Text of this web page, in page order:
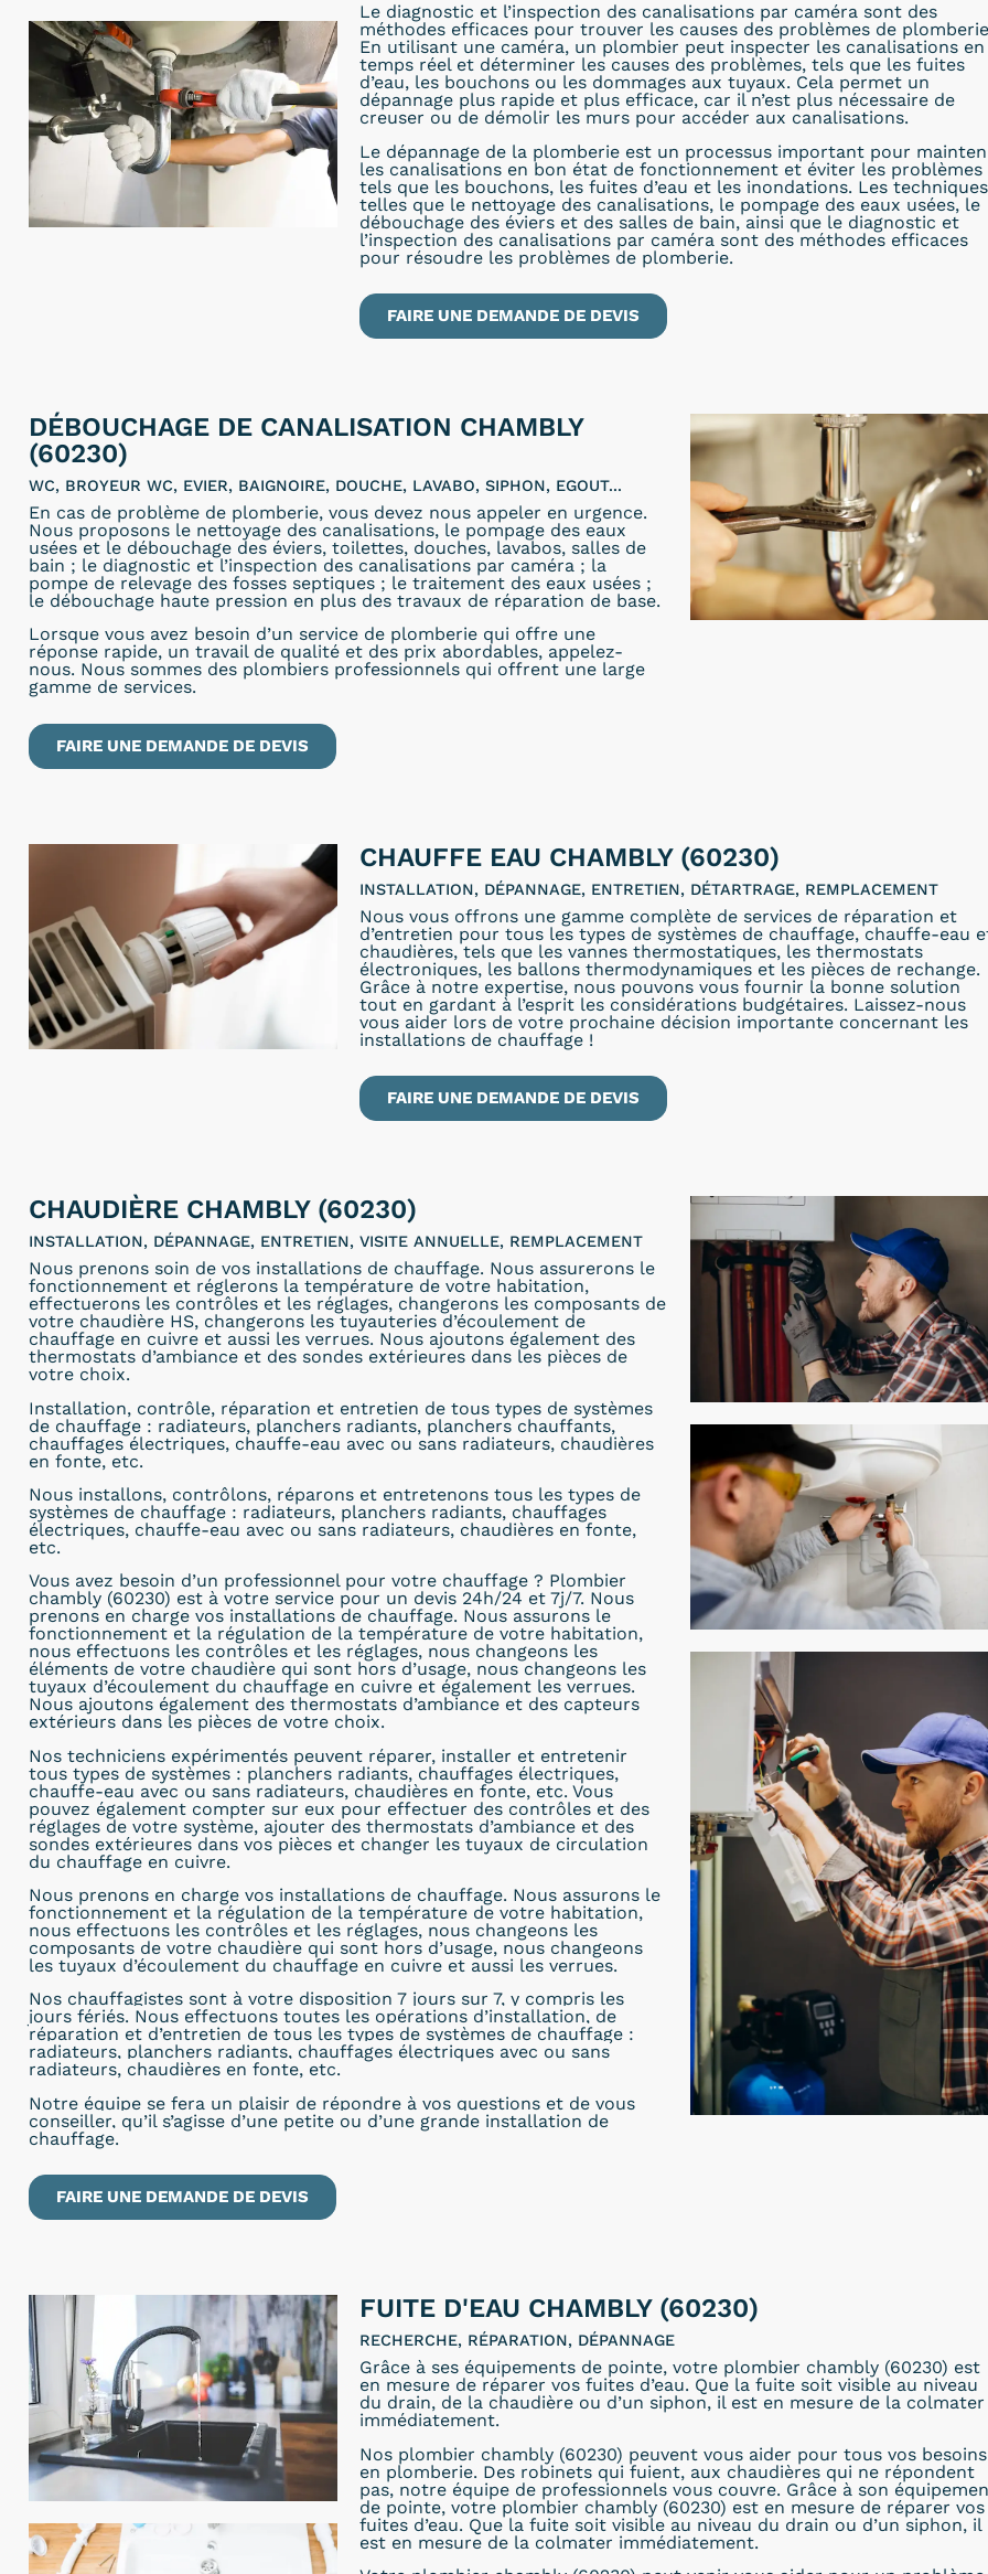
Le diagnostic et l’inspection des canalisations par caméra sont des
méthodes efficaces pour trouver les causes des problèmes de
En utilisant une caméra, un plombier peut inspecter les canalisations en
temps réel et déterminer les causes des problèmes, tels que les fuites
d’eau, les bouchons ou les dommages aux tuyaux. Cela permet un
dépannage plus rapide et plus efficace, car il n’est plus nécessaire de
creuser ou de démolir les murs pour accéder aux canalisations.
Le dépannage de la plomberie est un processus important pour
les canalisations en bon état de fonctionnement et éviter les problèmes
tels que les bouchons, les fuites d’eau et les inondations. Les techniques
telles que le nettoyage des canalisations, le pompage des eaux usées, le
débouchage des éviers et des salles de bain, ainsi que le diagnostic et
l’inspection des canalisations par caméra sont des méthodes efficaces
pour résoudre les problèmes de plomberie.
FAIRE UNE DEMANDE DE DEVIS
DÉBOUCHAGE DE CANALISATION CHAMBLY
(60230)
WC, BROYEUR WC, EVIER, BAIGNOIRE, DOUCHE, LAVABO, SIPHON, EGOUT...
En cas de problème de plomberie, vous devez nous appeler en urgence.
Nous proposons le nettoyage des canalisations, le pompage des eaux
usées et le débouchage des éviers, toilettes, douches, lavabos, salles de
bain ; le diagnostic et l’inspection des canalisations par caméra ; la
pompe de relevage des fosses septiques ; le traitement des eaux usées ;
le débouchage haute pression en plus des travaux de réparation de base.
Lorsque vous avez besoin d’un service de plomberie qui offre une
réponse rapide, un travail de qualité et des prix abordables, appelez-
nous. Nous sommes des plombiers professionnels qui offrent une large
gamme de services.
FAIRE UNE DEMANDE DE DEVIS
CHAUFFE EAU CHAMBLY (60230)
INSTALLATION, DÉPANNAGE, ENTRETIEN, DÉTARTRAGE, REMPLACEMENT
Nous vous offrons une gamme complète de services de réparation et
d’entretien pour tous les types de systèmes de chauffage, chauffe-eau
chaudières, tels que les vannes thermostatiques, les thermostats
électroniques, les ballons thermodynamiques et les pièces de rechange.
Grâce à notre expertise, nous pouvons vous fournir la bonne solution
tout en gardant à l’esprit les considérations budgétaires. Laissez-nous
vous aider lors de votre prochaine décision importante concernant les
installations de chauffage !
FAIRE UNE DEMANDE DE DEVIS
CHAUDIÈRE CHAMBLY (60230)
INSTALLATION, DÉPANNAGE, ENTRETIEN, VISITE ANNUELLE, REMPLACEMENT
Nous prenons soin de vos installations de chauffage. Nous assurerons le
fonctionnement et réglerons la température de votre habitation,
effectuerons les contrôles et les réglages, changerons les composants de
votre chaudière HS, changerons les tuyauteries d’écoulement de
chauffage en cuivre et aussi les verrues. Nous ajoutons également des
thermostats d’ambiance et des sondes extérieures dans les pièces de
votre choix.
Installation, contrôle, réparation et entretien de tous types de systèmes
de chauffage : radiateurs, planchers radiants, planchers chauffants,
chauffages électriques, chauffe-eau avec ou sans radiateurs, chaudières
en fonte, etc.
Nous installons, contrôlons, réparons et entretenons tous les types de
systèmes de chauffage : radiateurs, planchers radiants, chauffages
électriques, chauffe-eau avec ou sans radiateurs, chaudières en fonte,
etc.
Vous avez besoin d’un professionnel pour votre chauffage ? Plombier
chambly (60230) est à votre service pour un devis 24h/24 et 7j/7. Nous
prenons en charge vos installations de chauffage. Nous assurons le
fonctionnement et la régulation de la température de votre habitation,
nous effectuons les contrôles et les réglages, nous changeons les
éléments de votre chaudière qui sont hors d’usage, nous changeons les
tuyaux d’écoulement du chauffage en cuivre et également les verrues.
Nous ajoutons également des thermostats d’ambiance et des capteurs
extérieurs dans les pièces de votre choix.
Nos techniciens expérimentés peuvent réparer, installer et entretenir
tous types de systèmes : planchers radiants, chauffages électriques,
chauffe-eau avec ou sans radiateurs, chaudières en fonte, etc. Vous
pouvez également compter sur eux pour effectuer des contrôles et des
réglages de votre système, ajouter des thermostats d’ambiance et des
sondes extérieures dans vos pièces et changer les tuyaux de circulation
du chauffage en cuivre.
Nous prenons en charge vos installations de chauffage. Nous assurons le
fonctionnement et la régulation de la température de votre habitation,
nous effectuons les contrôles et les réglages, nous changeons les
composants de votre chaudière qui sont hors d’usage, nous changeons
les tuyaux d’écoulement du chauffage en cuivre et aussi les verrues.
Nos chauffagistes sont à votre disposition 7 jours sur 7, y compris les
jours fériés. Nous effectuons toutes les opérations d’installation, de
réparation et d’entretien de tous les types de systèmes de chauffage :
radiateurs, planchers radiants, chauffages électriques avec ou sans
radiateurs, chaudières en fonte, etc.
Notre équipe se fera un plaisir de répondre à vos questions et de vous
conseiller, qu’il s’agisse d’une petite ou d’une grande installation de
chauffage.
FAIRE UNE DEMANDE DE DEVIS
FUITE D'EAU CHAMBLY (60230)
RECHERCHE, RÉPARATION, DÉPANNAGE
Grâce à ses équipements de pointe, votre plombier chambly (60230) est
en mesure de réparer vos fuites d’eau. Que la fuite soit visible au niveau
du drain, de la chaudière ou d’un siphon, il est en mesure de la colmater
immédiatement.
Nos plombier chambly (60230) peuvent vous aider pour tous vos besoins
en plomberie. Des robinets qui fuient, aux chaudières qui ne répondent
pas, notre équipe de professionnels vous couvre. Grâce à son
de pointe, votre plombier chambly (60230) est en mesure de réparer vos
fuites d’eau. Que la fuite soit visible au niveau du drain ou d’un siphon, il
est en mesure de la colmater immédiatement.